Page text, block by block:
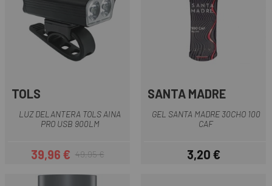
TOLS
LUZ DELANTERA TOLS AINA
PRO USB 900LM
Precio
39,96 €Precio regular
49,95 €
SANTA MADRE
GEL SANTA MADRE 30CHO 100
CAF
Precio
3,20 €